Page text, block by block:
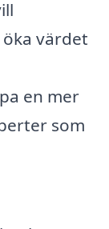
värdet
en mer
som